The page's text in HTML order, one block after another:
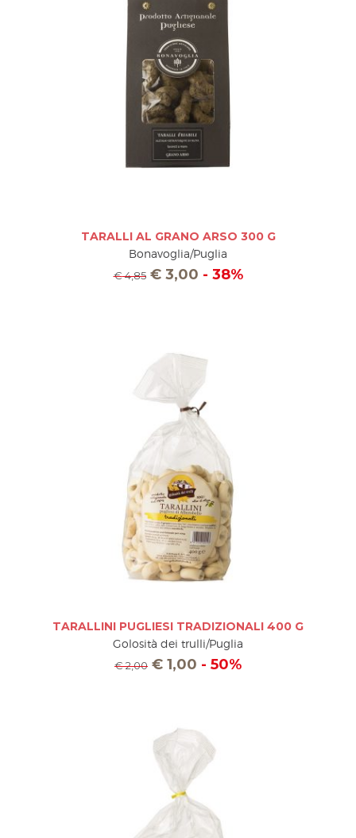
TARALLI AL GRANO ARSO 300 G
Bonavoglia/Puglia
€4,85 €3,00 - 38%
TARALLINI PUGLIESI TRADIZIONALI 400 G
Golosità dei trulli/Puglia
€2,00 € 1,00 - 50%